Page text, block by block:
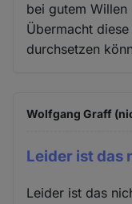
bei gutem
Übermacht
durchsetzen
Wolfgang Graff
Leider ist das
Leider ist das